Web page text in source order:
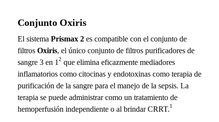
Conjunto Oxiris
El sistema Prismax 2 es compatible con el conjunto de
filtros Oxiris, el único conjunto de filtros purificadores de
sangre 3 en 1 2 que elimina eficazmente mediadores
inflamatorios como citocinas y endotoxinas como terapia de
purificación de la sangre para el manejo de la sepsis. La
terapia se puede administrar como un tratamiento de
hemoperfusión independiente o al brindar CRRT.1